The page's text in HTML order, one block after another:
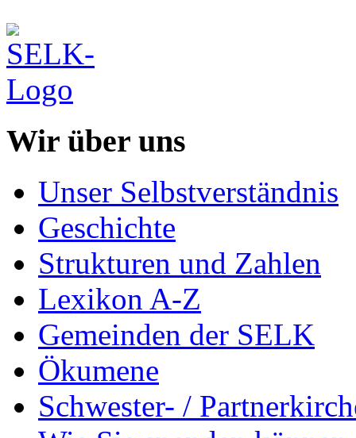
Wir über uns
Unser Selbstverständnis
Geschichte
Strukturen und Zahlen
Lexikon A-Z
Gemeinden der SELK
Ökumene
Schwester- /